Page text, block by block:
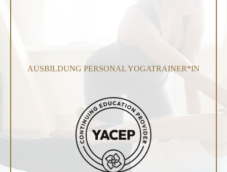
AUSBILDUNG PERSONAL YOGATRAINER*IN